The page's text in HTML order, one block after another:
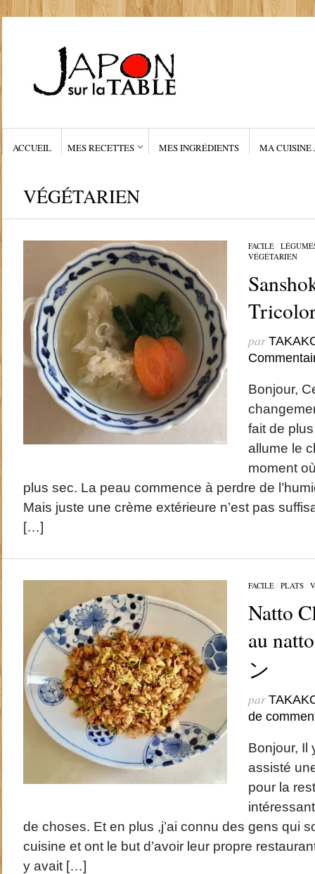
ACCUEIL MES RECETTES MES INGRÉDIENTS MA CUISINE
VÉGÉTARIEN
FACILE/
VÉGÉTARIEN
par
Bonjour,
fait de
allume le
moment
plus sec. La peau commence à perdre de
Mais juste une crème extérieure n’est pas
[…]
FACILE/ PLATS/
Natto
au
ン
par
de
Bonjour, Il
assisté
pour la
de choses. Et en plus ,j’ai connu des gens qui
cuisine et ont le but d’avoir leur propre
y avait […]